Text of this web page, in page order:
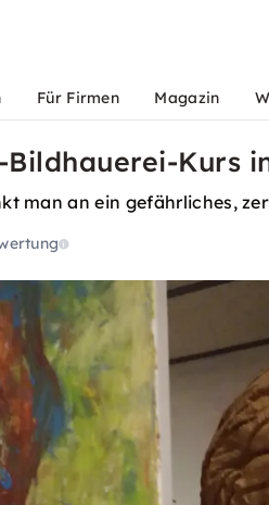
Für Firmen Magazin
Kurs
man an ein gefährliches,